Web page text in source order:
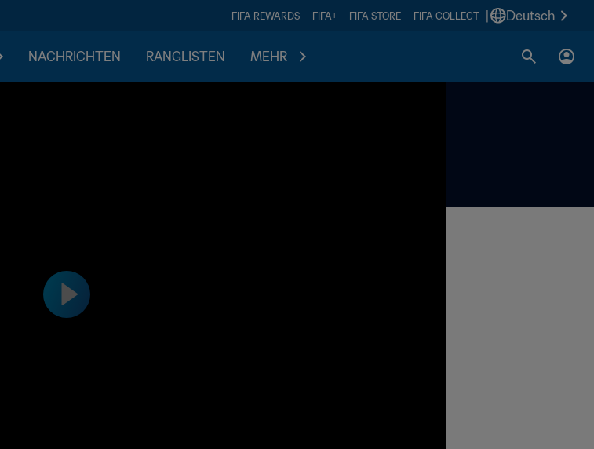
FIFA REWARDS FIFA+ FIFA STORE FIFA COLLECT Deutsch
NACHRICHTEN RANGLISTEN MEHR